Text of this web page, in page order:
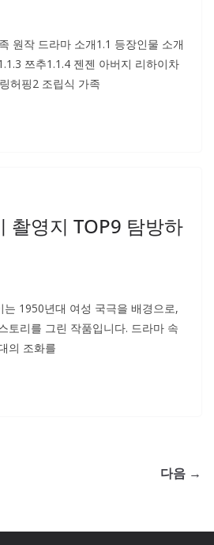
원작 드라마 소개1.1 등장인물 소개
쯔추1.1.4 젠젠 아버지 리하이차
허핑2 조립식 가족
촬영지 TOP9 탐방하
1950년대 여성 국극을 배경으로,
토리를 그린 작품입니다. 드라마 속
의 조화를
다음 →